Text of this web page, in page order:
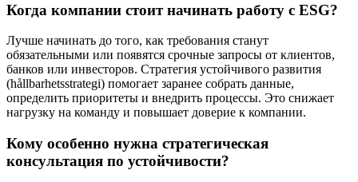
Когда компании стоит начинать работу с ESG?
Лучше начинать до того, как требования станут
обязательными или появятся срочные запросы от клиентов,
банков или инвесторов. Стратегия устойчивого развития
(hållbarhetsstrategi) помогает заранее собрать данные,
определить приоритеты и внедрить процессы. Это снижает
нагрузку на команду и повышает доверие к компании.
Кому особенно нужна стратегическая
консультация по устойчивости?